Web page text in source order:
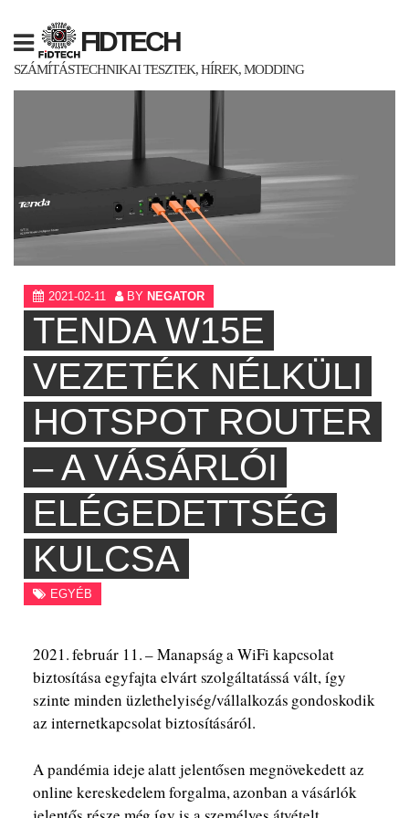
content
FIDTECH
SZÁMÍTÁSTECHNIKAI TESZTEK, HÍREK, MODDING
2021-02-11 BY NEGATOR
TENDA W15E
VEZETÉK NÉLKÜLI
HOTSPOT ROUTER
– A VÁSÁRLÓI
ELÉGEDETTSÉG
KULCSA
EGYÉB
2021. február 11. – Manapság a WiFi kapcsolat
biztosítása egyfajta elvárt szolgáltatássá vált, így
szinte minden üzlethelyiség/vállalkozás gondoskodik
az internetkapcsolat biztosításáról.
A pandémia ideje alatt jelentősen megnövekedett az
online kereskedelem forgalma, azonban a vásárlók